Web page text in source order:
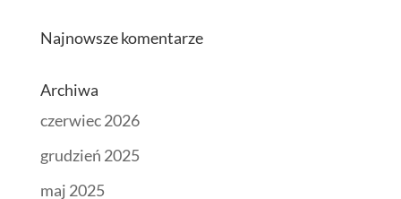
Najnowsze komentarze
Archiwa
czerwiec 2026
grudzień 2025
maj 2025